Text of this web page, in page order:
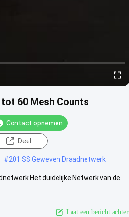
60 Mesh Counts
Contact opnemen
Deel
#201 SS Geweven Draadnetwerk
Het duidelijke Netwerk van de
Laat een bericht achter.